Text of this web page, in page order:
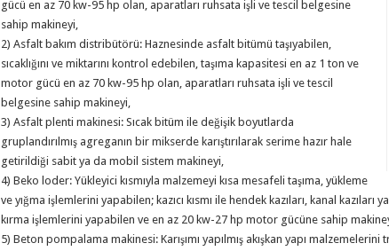
gücü en az 70 kw-95 hp olan, aparatları ruhsata işli ve tescil belgesine
sahip makineyi,
2) Asfalt bakım distribütörü: Haznesinde asfalt bitümü taşıyabilen,
sıcaklığını ve miktarını kontrol edebilen, taşıma kapasitesi en az 1 ton ve
motor gücü en az 70 kw-95 hp olan, aparatları ruhsata işli ve tescil
belgesine sahip makineyi,
3) Asfalt plenti makinesi: Sıcak bitüm ile değişik boyutlarda
gruplandırılmış agreganın bir mikserde karıştırılarak serime hazır hale
getirildiği sabit ya da mobil sistem makineyi,
4) Beko loder: Yükleyici kısmıyla malzemeyi kısa mesafeli taşıma, yükleme
ve yığma işlemlerini yapabilen; kazıcı kısmı ile hendek kazıları, kanal kazıları
kırma işlemlerini yapabilen ve en az 20 kw-27 hp motor gücüne sahip
5) Beton pompalama makinesi: Karışımı yapılmış akışkan yapı